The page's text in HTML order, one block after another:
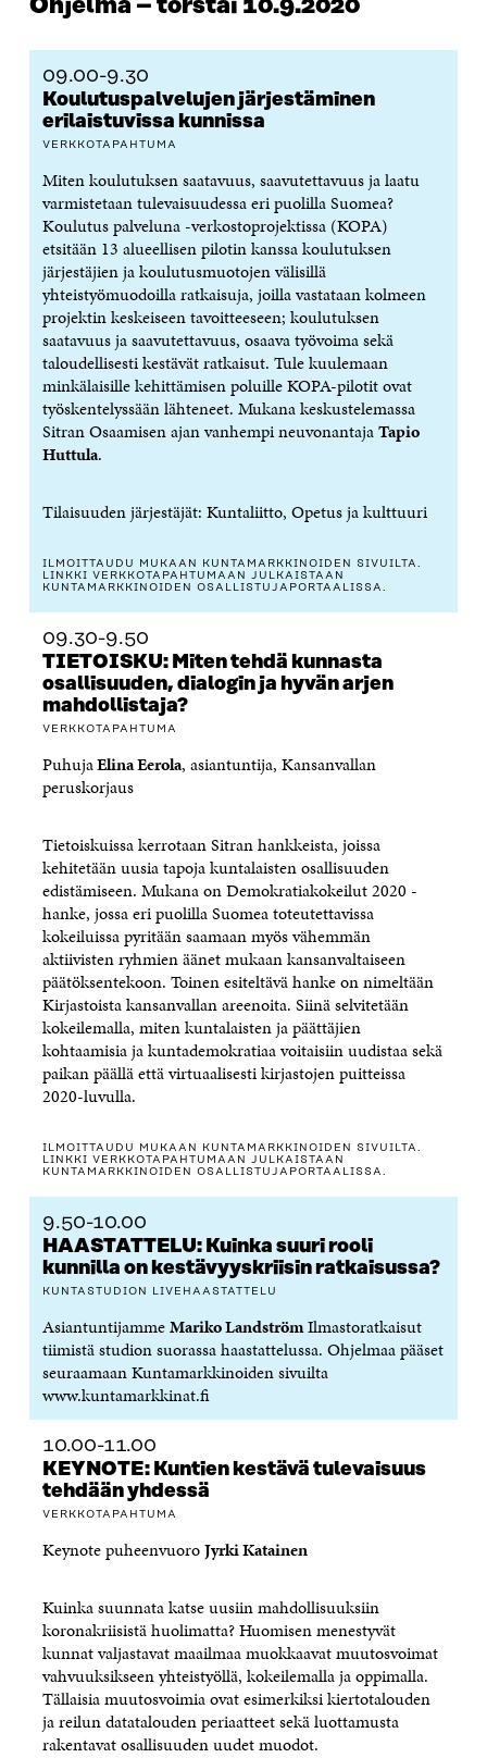
Ohjelma – torstai 10.9.2020
09.00-9.30
Koulutuspalvelujen järjestäminen
erilaistuvissa kunnissa
VERKKOTAPAHTUMA
Miten koulutuksen saatavuus, saavutettavuus ja laatu
varmistetaan tulevaisuudessa eri puolilla Suomea?
Koulutus palveluna -verkostoprojektissa (KOPA)
etsitään 13 alueellisen pilotin kanssa koulutuksen
järjestäjien ja koulutusmuotojen välisillä
yhteistyömuodoilla ratkaisuja, joilla vastataan kolmeen
projektin keskeiseen tavoitteeseen; koulutuksen
saatavuus ja saavutettavuus, osaava työvoima sekä
taloudellisesti kestävät ratkaisut. Tule kuulemaan
minkälaisille kehittämisen poluille KOPA-pilotit ovat
työskentelyssään lähteneet. Mukana keskustelemassa
Sitran Osaamisen ajan vanhempi neuvonantajaTapio
Huttula.
Tilaisuuden järjestäjät: Kuntaliitto, Opetus ja kulttuuri
ILMOITTAUDU MUKAAN KUNTAMARKKINOIDEN SIVUILTA.
LINKKI VERKKOTAPAHTUMAAN JULKAISTAAN
KUNTAMARKKINOIDEN OSALLISTUJAPORTAALISSA.
09.30-9.50
TIETOISKU: Miten tehdä kunnasta
osallisuuden, dialogin ja hyvän arjen
mahdollistaja?
VERKKOTAPAHTUMA
PuhujaElina Eerola, asiantuntija, Kansanvallan
peruskorjaus
Tietoiskuissa kerrotaan Sitran hankkeista, joissa
kehitetään uusia tapoja kuntalaisten osallisuuden
edistämiseen. Mukana onDemokratiakokeilut 2020 -
hanke, jossa eri puolilla Suomea toteutettavissa
kokeiluissa pyritään saamaan myös vähemmän
aktiivistenryhmien äänet mukaan kansanvaltaiseen
päätöksentekoon. Toinen esiteltävä hanke on nimeltään
Kirjastoista kansanvallan areenoita. Siinä selvitetään
kokeilemalla, miten kuntalaisten ja päättäjien
kohtaamisia ja kuntademokratiaa voitaisiin uudistaa sekä
paikanpäällä että virtuaalisesti kirjastojen puitteissa
2020-luvulla.
ILMOITTAUDU MUKAAN KUNTAMARKKINOIDEN SIVUILTA.
LINKKI VERKKOTAPAHTUMAAN JULKAISTAAN
KUNTAMARKKINOIDEN OSALLISTUJAPORTAALISSA.
9.50-10.00
HAASTATTELU: Kuinka suuri rooli
kunnilla on kestävyyskriisin ratkaisussa?
KUNTASTUDION LIVEHAASTATTELU
AsiantuntijammeMariko LandströmIlmastoratkaisut
tiimistä studion suorassa haastattelussa. Ohjelmaa pääset
seuraamaan Kuntamarkkinoiden sivuilta
www.kuntamarkkinat.fi
10.00-11.00
KEYNOTE: Kuntien kestävä tulevaisuus
tehdään yhdessä
VERKKOTAPAHTUMA
Keynote puheenvuoroJyrki Katainen
Kuinka suunnata katse uusiin mahdollisuuksiin
koronakriisistä huolimatta? Huomisen menestyvät
kunnat valjastavat maailmaa muokkaavat muutosvoimat
vahvuuksikseen yhteistyöllä, kokeilemalla ja oppimalla.
Tällaisia muutosvoimia ovat esimerkiksi kiertotalouden
ja reilun datatalouden periaatteet sekä luottamusta
rakentavat osallisuuden uudet muodot.